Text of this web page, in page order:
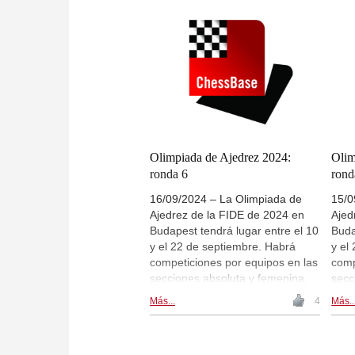
femenina participarán 184
equipos (92 duelos/ ronda -> 368
partidas por ronda). Es decir que
habrá 760 partidas por ronda,
con 190 duelos por ronda. Hay
retransmisiones en directo de las
partidas en live.chessbase.com y
disputa la ronda 9, a partir de las
15:00 CEST. | Foto: Patricia
Olimpiada de Ajedrez 2024:
ronda 6
16/09/2024 – La Olimpiada de
Ajedrez de la FIDE de 2024 en
Budapest tendrá lugar entre el 10
y el 22 de septiembre. Habrá
competiciones por equipos en las
secciones absoluta y femenina.
En la sección absoluta se han
inscrito 197 equipos (98
Más... 4
15/
y el
En